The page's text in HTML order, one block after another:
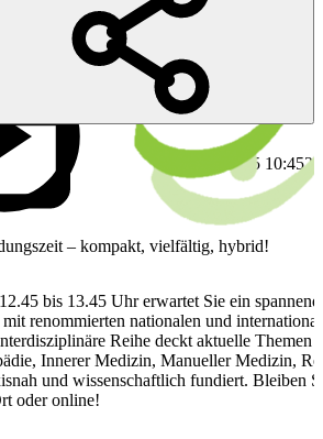
Start
21 Aug 2025 10:45
– kompakt, vielfältig, hybrid!
bis 13.45 Uhr erwartet Sie ein
renommierten nationalen und
Reihe deckt aktuelle Themen
Innerer Medizin, Manueller Medizin,
und wissenschaftlich fundiert. Bleiben
oder online!